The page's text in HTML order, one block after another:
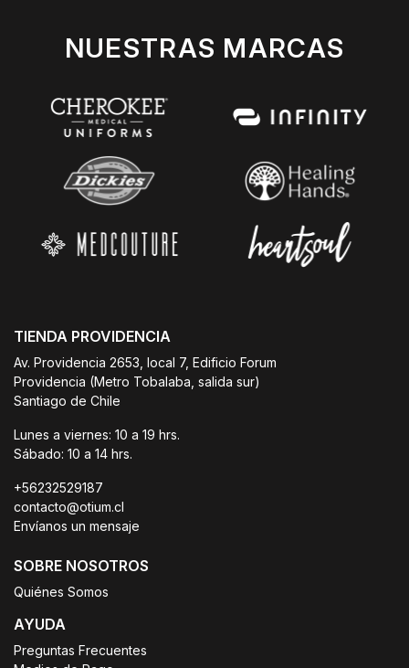
NUESTRAS MARCAS
TIENDA PROVIDENCIA
Av. Providencia 2653, local 7, Edificio Forum
Providencia (Metro Tobalaba, salida sur)
Santiago de Chile
Lunes a viernes: 10 a 19 hrs.
Sábado: 10 a 14 hrs.
+56232529187
contacto@otium.cl
Envíanos un mensaje
SOBRE NOSOTROS
Quiénes Somos
AYUDA
Preguntas Frecuentes